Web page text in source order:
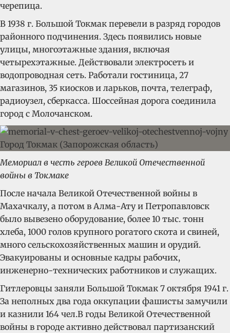
черепица.
В 1938 г. Большой Токмак перевели в разряд городов
районного подчинения. Здесь появились новые
улицы, многоэтажные здания, включая
четырехэтажные. Действовали электросеть и
водопроводная сеть. Работали гостиница, 27
магазинов, 35 киосков и ларьков, почта, телеграф,
радиоузел, сберкасса. Шоссейная дорога соединила
город с Молочанском.
Мемориал в честь героев Великой Отечественной
войны в Токмаке
После начала Великой Отечественной войны в
Махачкалу, а потом в Алма-Ату и Петропавловск
было вывезено оборудование, более 10 тыс. тонн
хлеба, 1000 голов крупного рогатого скота и свиней,
много сельскохозяйственных машин и орудий.
Эвакуированы и основные кадры рабочих,
инженерно-технических работников и служащих.
Гитлеровцы заняли Большой Токмак 7 октября 1941 г.
За неполных два года оккупации фашисты замучили
и казнили 164 чел.В годы Великой Отечественной
войны в городе активно действовал партизанский